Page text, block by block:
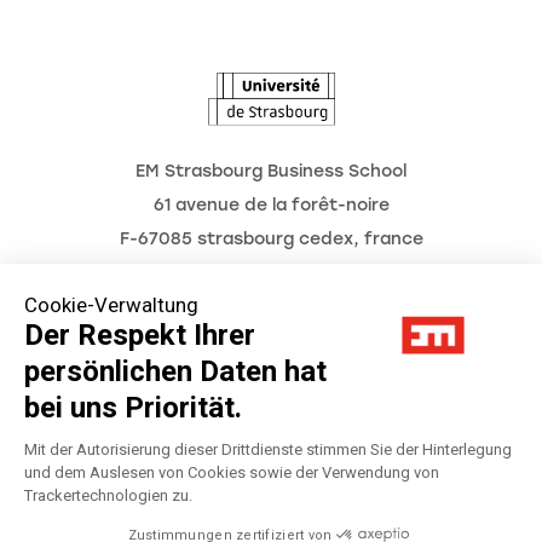
Cookie-Verwaltung
Der Respekt Ihrer
persönlichen Daten hat
bei uns Priorität.
Mit der Autorisierung dieser Drittdienste stimmen Sie der Hinterlegung
und dem Auslesen von Cookies sowie der Verwendung von
Trackertechnologien zu.
Zustimmungen zertifiziert von
EM Strasbourg Business School
61 avenue de la forêt-noire
F-67085 strasbourg cedex, france
Impressum
Datenschutzerklärung
Préférences Cookies